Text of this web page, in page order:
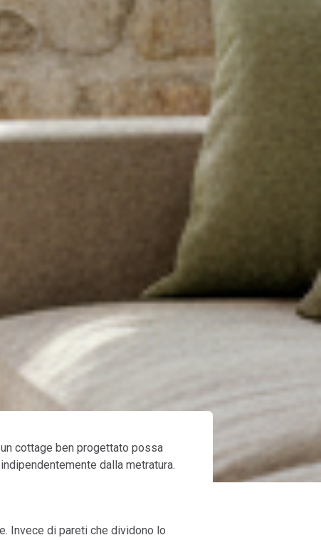
cottage ben progettato possa
dalla metratura.
Invece di pareti che dividono lo